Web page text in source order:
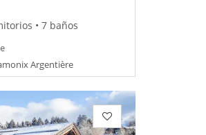
• 7 baños
Argentière